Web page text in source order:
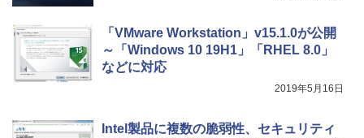
「VMware Workstation」v15.1.0が公開
～「Windows 10 19H1」「RHEL 8.0」
などに対応
2019年5月16日
Intel製品に複数の脆弱性、セキュリティ